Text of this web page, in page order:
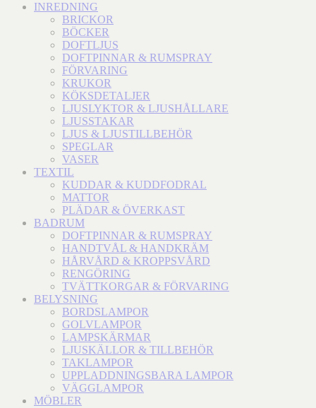
INREDNING
BRICKOR
BÖCKER
DOFTLJUS
DOFTPINNAR & RUMSPRAY
FÖRVARING
KRUKOR
KÖKSDETALJER
LJUSLYKTOR & LJUSHÅLLARE
LJUSSTAKAR
LJUS & LJUSTILLBEHÖR
SPEGLAR
VASER
TEXTIL
KUDDAR & KUDDFODRAL
MATTOR
PLÄDAR & ÖVERKAST
BADRUM
DOFTPINNAR & RUMSPRAY
HANDTVÅL & HANDKRÄM
HÅRVÅRD & KROPPSVÅRD
RENGÖRING
TVÄTTKORGAR & FÖRVARING
BELYSNING
BORDSLAMPOR
GOLVLAMPOR
LAMPSKÄRMAR
LJUSKÄLLOR & TILLBEHÖR
TAKLAMPOR
UPPLADDNINGSBARA LAMPOR
VÄGGLAMPOR
MÖBLER